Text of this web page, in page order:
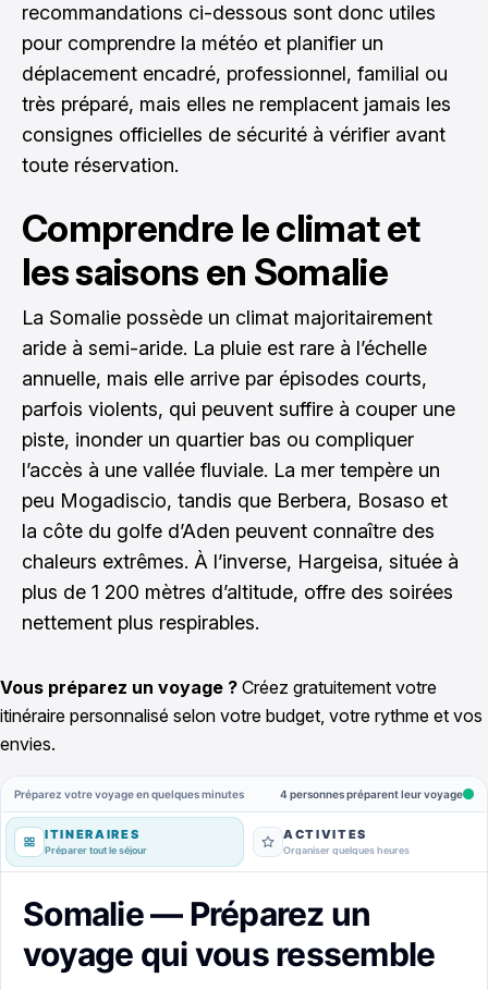
recommandations ci-dessous sont donc utiles
pour comprendre la météo et planifier un
déplacement encadré, professionnel, familial ou
très préparé, mais elles ne remplacent jamais les
consignes officielles de sécurité à vérifier avant
toute réservation.
Comprendre le climat et
les saisons en Somalie
La Somalie possède un climat majoritairement
aride à semi-aride. La pluie est rare à l’échelle
annuelle, mais elle arrive par épisodes courts,
parfois violents, qui peuvent suffire à couper une
piste, inonder un quartier bas ou compliquer
l’accès à une vallée fluviale. La mer tempère un
peu Mogadiscio, tandis que Berbera, Bosaso et
la côte du golfe d’Aden peuvent connaître des
chaleurs extrêmes. À l’inverse, Hargeisa, située à
plus de 1 200 mètres d’altitude, offre des soirées
nettement plus respirables.
Vous préparez un voyage ? Créez gratuitement votre
itinéraire personnalisé selon votre budget, votre rythme et vos
envies.